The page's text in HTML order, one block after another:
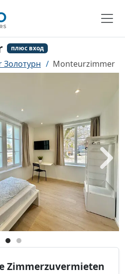
плюс вход
Monteurzimmer
Zimmerzuvermieten